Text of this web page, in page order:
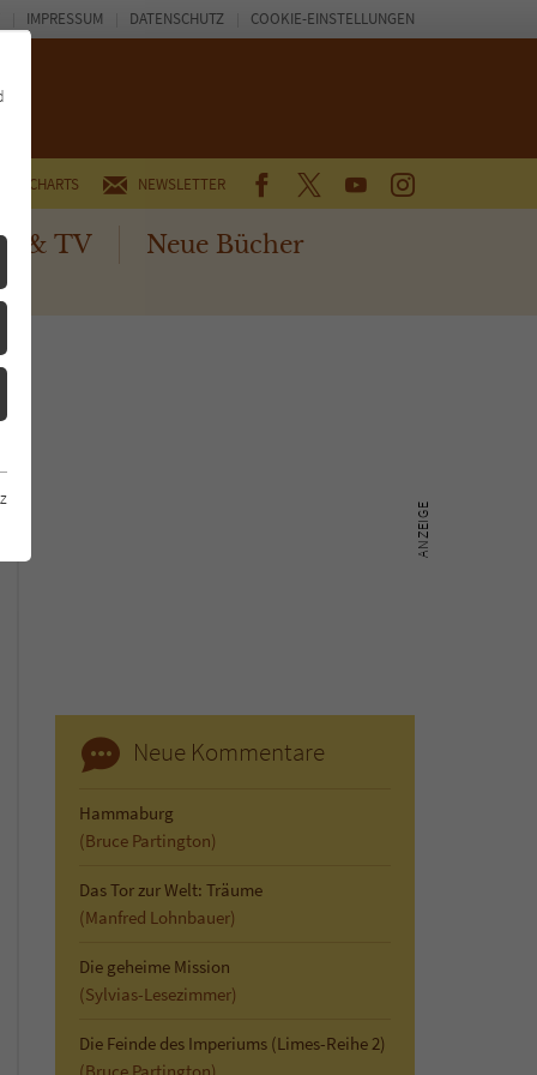
CHARTS NEWSLETTER FACEBOOKTWITTERYOUTUBEINSTAGRAM
& TV Neue Bücher
IMPRESSUM DATENSCHUTZ COOKIE-EINSTELLUNGEN
Neue Kommentare
Hammaburg
(Bruce Partington)
Das Tor zur Welt: Träume
(Manfred Lohnbauer)
Die geheime Mission
(Sylvias-Lesezimmer)
Die Feinde des Imperiums (Limes-Reihe 2)